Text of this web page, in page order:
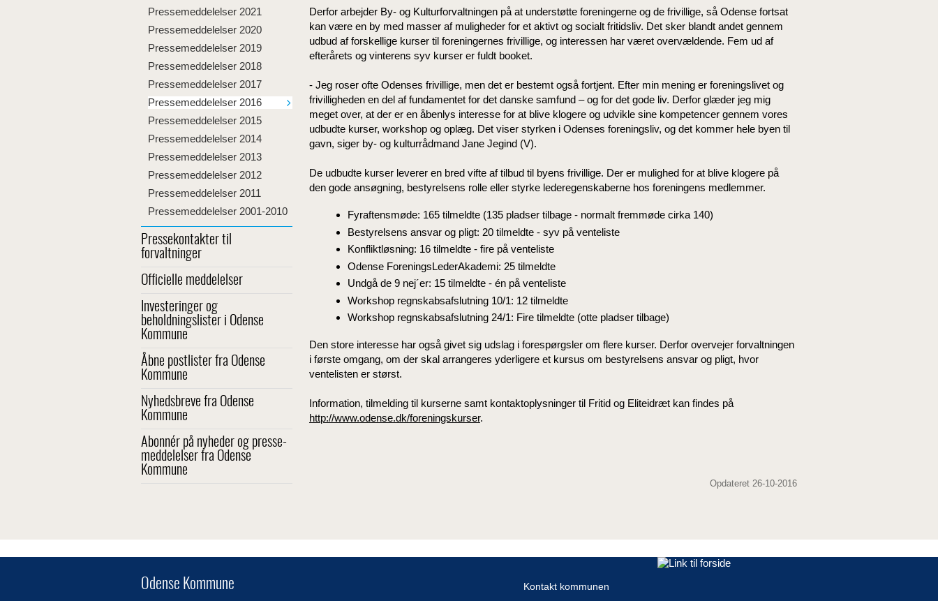
Pressemeddelelser 2021
Pressemeddelelser 2020
Pressemeddelelser 2019
Pressemeddelelser 2018
Pressemeddelelser 2017
Pressemeddelelser 2016
Pressemeddelelser 2015
Pressemeddelelser 2014
Pressemeddelelser 2013
Pressemeddelelser 2012
Pressemeddelelser 2011
Pressemeddelelser 2001-2010
Pressekontakter til
forvaltninger
Officielle meddelelser
Investeringer og
beholdningslister i Odense
Kommune
Åbne postlister fra Odense
Kommune
Nyhedsbreve fra Odense
Kommune
Abonnér på nyheder og presse-
meddelelser fra Odense
Kommune
Derfor arbejder By- og Kulturforvaltningen på at understøtte foreningerne og de frivillige, så Odense fortsat
kan være en by med masser af muligheder for et aktivt og socialt fritidsliv. Det sker blandt andet gennem
udbud af forskellige kurser til foreningernes frivillige, og interessen har været overvældende. Fem ud af
efterårets og vinterens syv kurser er fuldt booket.
- Jeg roser ofte Odenses frivillige, men det er bestemt også fortjent. Efter min mening er foreningslivet og
frivilligheden en del af fundamentet for det danske samfund – og for det gode liv. Derfor glæder jeg mig
meget over, at der er en åbenlys interesse for at blive klogere og udvikle sine kompetencer gennem vores
udbudte kurser, workshop og oplæg. Det viser styrken i Odenses foreningsliv, og det kommer hele byen til
gavn, siger by- og kulturrådmand Jane Jegind (V).
De udbudte kurser leverer en bred vifte af tilbud til byens frivillige. Der er mulighed for at blive klogere på
den gode ansøgning, bestyrelsens rolle eller styrke lederegenskaberne hos foreningens medlemmer.
Fyraftensmøde: 165 tilmeldte (135 pladser tilbage - normalt fremmøde cirka 140)
Bestyrelsens ansvar og pligt: 20 tilmeldte - syv på venteliste
Konfliktløsning: 16 tilmeldte - fire på venteliste
Odense ForeningsLederAkademi: 25 tilmeldte
Undgå de 9 nej´er: 15 tilmeldte - én på venteliste
Workshop regnskabsafslutning 10/1: 12 tilmeldte
Workshop regnskabsafslutning 24/1: Fire tilmeldte (otte pladser tilbage)
Den store interesse har også givet sig udslag i forespørgsler om flere kurser. Derfor overvejer forvaltningen
i første omgang, om der skal arrangeres yderligere et kursus om bestyrelsens ansvar og pligt, hvor
ventelisten er størst.
Information, tilmelding til kurserne samt kontaktoplysninger til Fritid og Eliteidræt kan findes på
http://www.odense.dk/foreningskurser.
Opdateret 26-10-2016
Odense Kommune Kontakt kommunen